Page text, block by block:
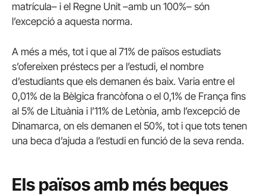
matrícula– i el Regne Unit –amb un 100%– són
l’excepció a aquesta norma.
A més a més, tot i que al 71% de països estudiats
s’ofereixen préstecs per a l’estudi, el nombre
d’estudiants que els demanen és baix. Varia entre el
0,01% de la Bèlgica francòfona o el 0,1% de França fins
al 5% de Lituània i l’11% de Letònia, amb l’excepció de
Dinamarca, on els demanen el 50%, tot i que tots tenen
una beca d’ajuda a l’estudi en funció de la seva renda.
Els països amb més beques